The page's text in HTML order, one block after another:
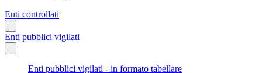
Enti controllati
Enti pubblici vigilati
Enti pubblici vigilati - in formato tabellare